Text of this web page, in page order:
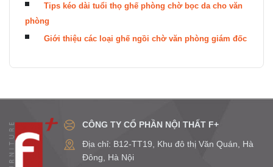
Tips kéo dài tuổi thọ ghế phòng chờ bọc da cho văn
phòng
Giới thiệu các loại ghế ngồi chờ văn phòng giám đốc
CÔNG TY CỔ PHẦN NỘI THẤT F+
Địa chỉ: B12-TT19, Khu đô thị Văn Quán, Hà
Đông, Hà Nội